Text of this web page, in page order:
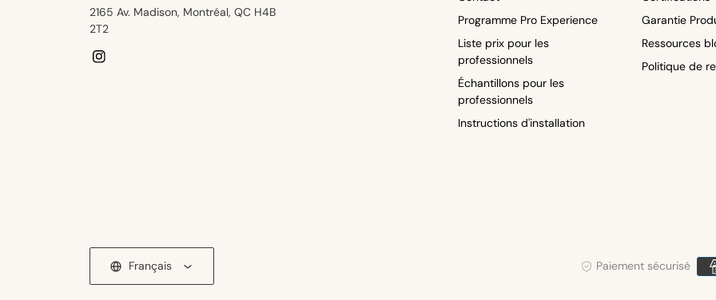
2165 Av. Madison, Montréal, QC H4B
2T2
Programme Pro Experience
Liste prix pour les
professionnels
Échantillons pour les
professionnels
Instructions d'installation
Garantie
Ressources
Politique de
Français Paiement sécurisé